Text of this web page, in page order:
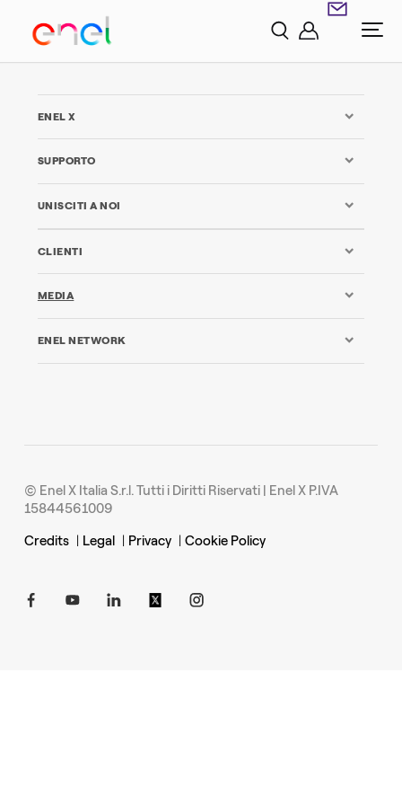
ENEL X
SUPPORTO
UNISCITI A NOI
CLIENTI
MEDIA
ENEL NETWORK
© Enel X Italia S.r.l. Tutti i Diritti Riservati | Enel X P.IVA
15844561009
Credits | Legal | Privacy | Cookie Policy
Apro in una nuova pagina
Apro in una nuova pagina
Apro in una nuova pagina
Apro in una nuova pagina
Apro in una nuova pagina